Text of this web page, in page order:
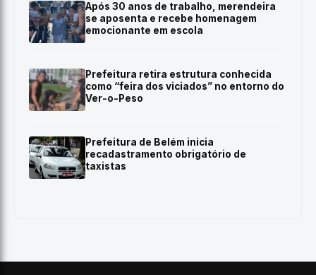
Após 30 anos de trabalho, merendeira
se aposenta e recebe homenagem
emocionante em escola
Prefeitura retira estrutura conhecida
como “feira dos viciados” no entorno do
Ver-o-Peso
Prefeitura de Belém inicia
recadastramento obrigatório de
taxistas